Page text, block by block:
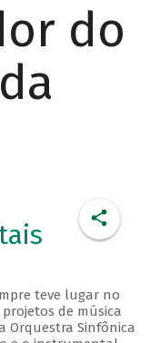
do
teve lugar no
projetos de música
Orquestra Sinfônica